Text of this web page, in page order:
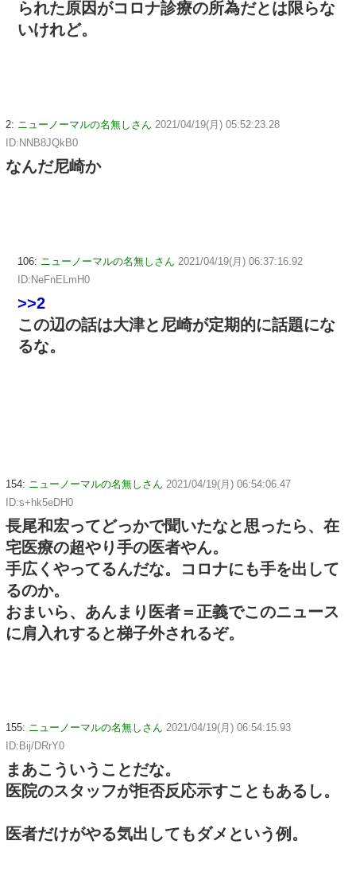
られた原因がコロナ診療の所為だとは限らな
いけれど。
2: ニューノーマルの名無しさん 2021/04/19(月) 05:52:23.28
ID:NNB8JQkB0
なんだ尼崎か
106: ニューノーマルの名無しさん 2021/04/19(月) 06:37:16.92
ID:NeFnELmH0
>>2
この辺の話は大津と尼崎が定期的に話題にな
るな。
154: ニューノーマルの名無しさん 2021/04/19(月) 06:54:06.47
ID:s+hk5eDH0
長尾和宏ってどっかで聞いたなと思ったら、在
宅医療の超やり手の医者やん。
手広くやってるんだな。コロナにも手を出して
るのか。
おまいら、あんまり医者＝正義でこのニュース
に肩入れすると梯子外されるぞ。
155: ニューノーマルの名無しさん 2021/04/19(月) 06:54:15.93
ID:Bij/DRrY0
まあこういうことだな。
医院のスタッフが拒否反応示すこともあるし。
医者だけがやる気出してもダメという例。